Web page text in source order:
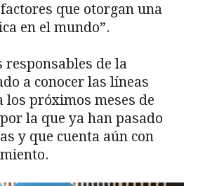
que otorgan una
en el mundo”.
responsables de la
a conocer las líneas
próximos meses de
la que ya han pasado
y que cuenta aún con